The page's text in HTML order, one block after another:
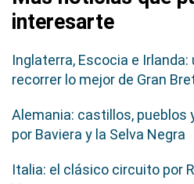
interesarte
Inglaterra, Escocia e
recorrer lo mejor de Gran
Alemania: castillos, pueblos
por Baviera y la Selva Negra
Italia: el clásico circuito por